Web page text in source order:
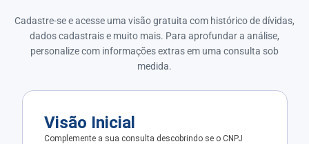
Cadastre-se e acesse uma visão gratuita com histórico de dívidas,
dados cadastrais e muito mais. Para aprofundar a análise,
personalize com informações extras em uma consulta sob
medida.
Visão Inicial
Complemente a sua consulta descobrindo se o CNPJ